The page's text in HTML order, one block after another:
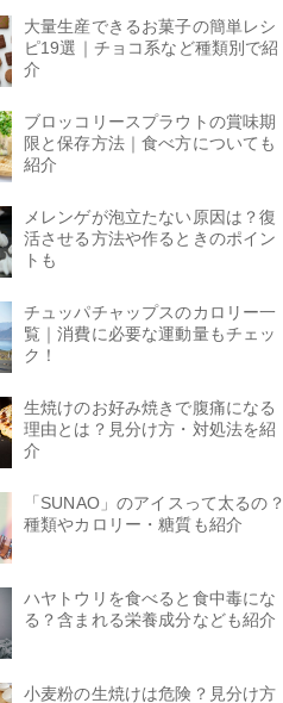
大量生産できるお菓子の簡単レシ
ピ19選｜チョコ系など種類別で紹
介
ブロッコリースプラウトの賞味期
限と保存方法｜食べ方についても
紹介
メレンゲが泡立たない原因は？復
活させる方法や作るときのポイン
トも
チュッパチャップスのカロリー一
覧｜消費に必要な運動量もチェッ
ク！
生焼けのお好み焼きで腹痛になる
理由とは？見分け方・対処法を紹
介
「SUNAO」のアイスって太るの？
種類やカロリー・糖質も紹介
ハヤトウリを食べると食中毒にな
る？含まれる栄養成分なども紹介
小麦粉の生焼けは危険？見分け方